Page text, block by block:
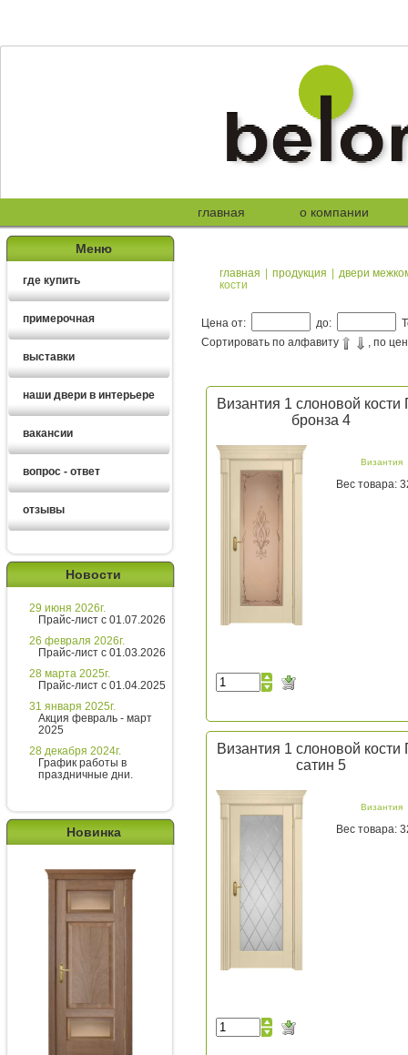
главная о компании
Меню
где купить
примерочная
выставки
наши двери в интерьере
вакансии
вопрос - ответ
отзывы
Новости
29 июня 2026г.
Прайс-лист с 01.07.2026
26 февраля 2026г.
Прайс-лист с 01.03.2026
28 марта 2025г.
Прайс-лист с 01.04.2025
31 января 2025г.
Акция февраль - март
2025
28 декабря 2024г.
График работы в
праздничные дни.
Новинка
главная | продукция | двери
кости
Цена от: до:
Сортировать по алфавиту
, по
Византия 1 слоновой
бронза 4
Византия
Вес товара:
Византия 1 слоновой
сатин 5
Византия
Вес товара:
Введите сообщение
Екатерина
Здравствуйте!
Хотите получить расчет
стоимости за 5 минут?
Напишите мне и я все расскажу
подробно!